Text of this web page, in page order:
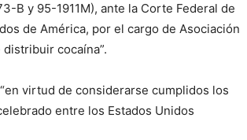
B y 95-1911M), ante la Corte Federal de
de América, por el cargo de Asociación
cocaína”.
virtud de considerarse cumplidos los
entre los Estados Unidos